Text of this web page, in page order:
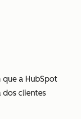
a HubSpot
clientes